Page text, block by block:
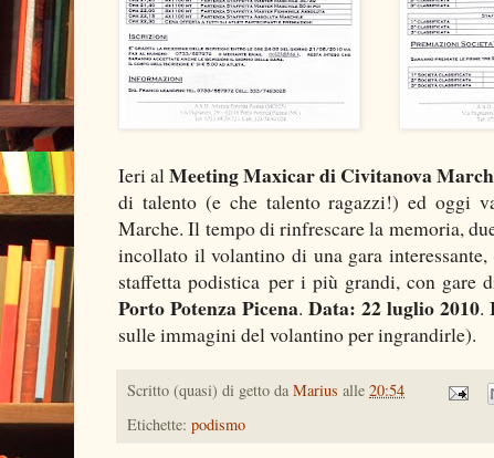
Ieri alMeeting Maxicar di Civitanova
di talento (e che talento ragazzi!) ed oggi
Marche. Il tempo di rinfrescare la memoria,
incollato il volantino di una gara
staffetta podistica per i più grandi, con
Porto Potenza Picena. Data: 22 luglio 2010.
sulle immagini del volantino per ingrandirle).
Scritto (quasi) di getto da Marius alle 20:54
Etichette: podismo